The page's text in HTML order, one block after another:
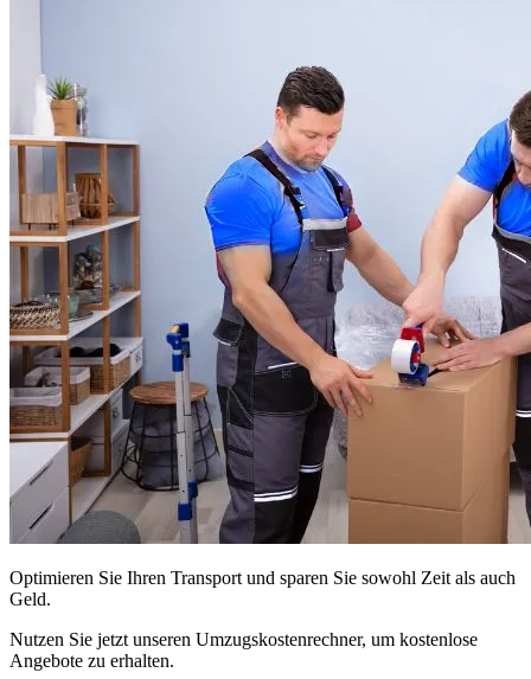
Optimieren Sie Ihren Transport und sparen Sie sowohl Zeit als auch
Geld.
Nutzen Sie jetzt unseren Umzugskostenrechner, um kostenlose
Angebote zu erhalten.